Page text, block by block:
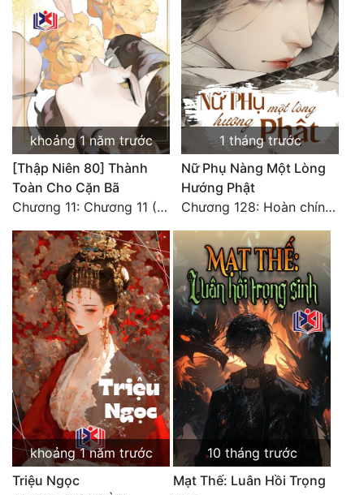
khoảng 1 năm trước
[Thập Niên 80] Thành
Toàn Cho Cặn Bã
Chương 11: Chương 11 (Hoàn)
1 tháng trước
Nữ Phụ Nàng Một Lòng
Hướng Phật
Chương 128: Hoàn chính văn
khoảng 1 năm trước
Triệu Ngọc
10 tháng trước
Mạt Thế: Luân Hồi Trọng